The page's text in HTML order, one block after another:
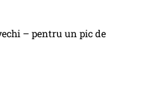
– pentru un pic de